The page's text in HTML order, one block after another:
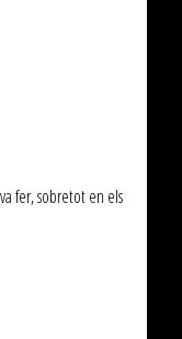
fer, sobretot en els